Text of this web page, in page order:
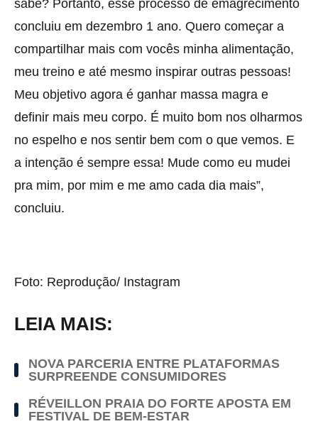
sabe? Portanto, esse processo de emagrecimento
concluiu em dezembro 1 ano. Quero começar a
compartilhar mais com vocês minha alimentação,
meu treino e até mesmo inspirar outras pessoas!
Meu objetivo agora é ganhar massa magra e
definir mais meu corpo. É muito bom nos olharmos
no espelho e nos sentir bem com o que vemos. E
a intenção é sempre essa! Mude como eu mudei
pra mim, por mim e me amo cada dia mais”,
concluiu.
Foto: Reprodução/ Instagram
LEIA MAIS:
NOVA PARCERIA ENTRE PLATAFORMAS
SURPREENDE CONSUMIDORES
RÉVEILLON PRAIA DO FORTE APOSTA EM
FESTIVAL DE BEM-ESTAR